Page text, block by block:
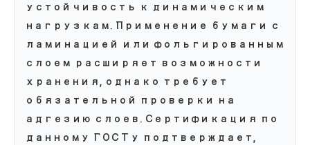
устойчивость к динамическим
нагрузкам. Применение бумаги с
ламинацией или фольгированным
слоем расширяет возможности
хранения, однако требует
обязательной проверки на
адгезию слоев. Сертификация по
данному ГОСТу подтверждает,